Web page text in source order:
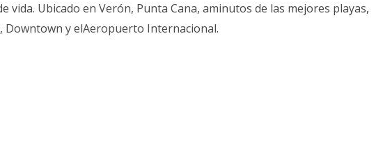
vida. Ubicado en Verón, Punta Cana, aminutos de las mejores playas,
Downtown y elAeropuerto Internacional.